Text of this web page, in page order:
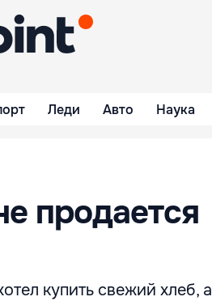
Леди Авто Наука
продается
купить свежий хлеб, а